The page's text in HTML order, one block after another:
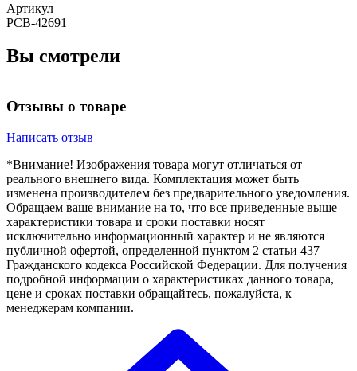
Артикул
РСВ-42691
Вы смотрели
Отзывы о товаре
Написать отзыв
*Внимание! Изображения товара могут отличаться от
реального внешнего вида. Комплектация может быть
изменена производителем без предварительного уведомления.
Обращаем ваше внимание на то, что все приведенные выше
характеристики товара и сроки поставки носят
исключительно информационный характер и не являются
публичной офертой, определенной пунктом 2 статьи 437
Гражданского кодекса Российской Федерации. Для получения
подробной информации о характеристиках данного товара,
цене и сроках поставки обращайтесь, пожалуйста, к
менеджерам компании.